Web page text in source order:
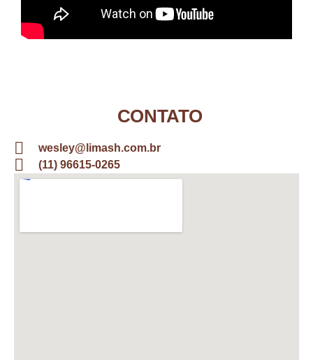
CONTATO
wesley@limash.com.br
(11) 96615-0265